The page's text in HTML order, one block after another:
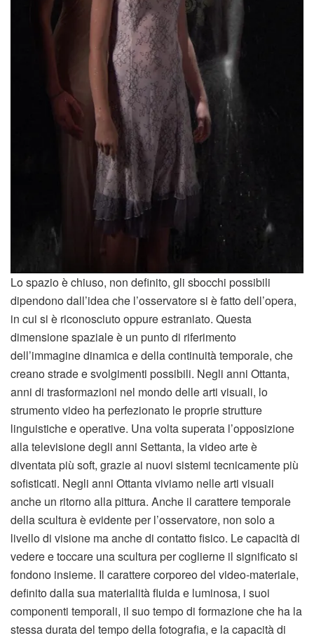
Lo spazio è chiuso, non definito, gli sbocchi possibili
dipendono dall’idea che l’osservatore si è fatto dell’opera,
in cui si è riconosciuto oppure estraniato. Questa
dimensione spaziale è un punto di riferimento
dell’immagine dinamica e della continuità temporale, che
creano strade e svolgimenti possibili. Negli anni Ottanta,
anni di trasformazioni nel mondo delle arti visuali, lo
strumento video ha perfezionato le proprie strutture
linguistiche e operative. Una volta superata l’opposizione
alla televisione degli anni Settanta, la video arte è
diventata più soft, grazie ai nuovi sistemi tecnicamente più
sofisticati. Negli anni Ottanta viviamo nelle arti visuali
anche un ritorno alla pittura. Anche il carattere temporale
della scultura è evidente per l’osservatore, non solo a
livello di visione ma anche di contatto fisico. Le capacità di
vedere e toccare una scultura per coglierne il significato si
fondono insieme. Il carattere corporeo del video-materiale,
definito dalla sua materialità fluida e luminosa, i suoi
componenti temporali, il suo tempo di formazione che ha la
stessa durata del tempo della fotografia, e la capacità di